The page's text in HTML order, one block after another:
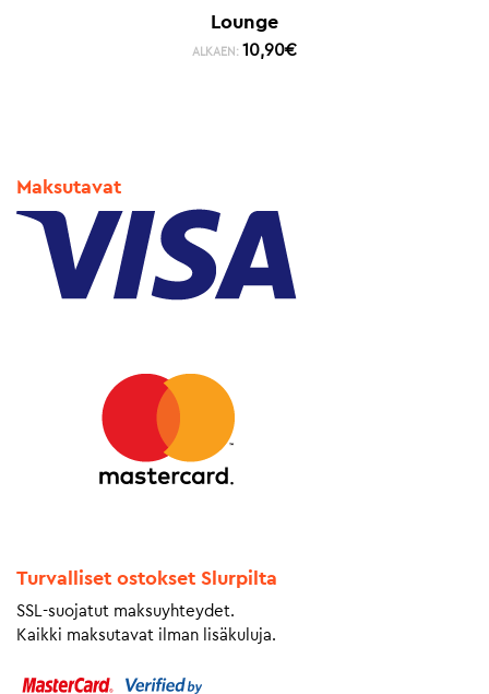
Lounge
ALKAEN: 10,90€
Maksutavat
Turvalliset ostokset Slurpilta
SSL-suojatut maksuyhteydet.
Kaikki maksutavat ilman lisäkuluja.